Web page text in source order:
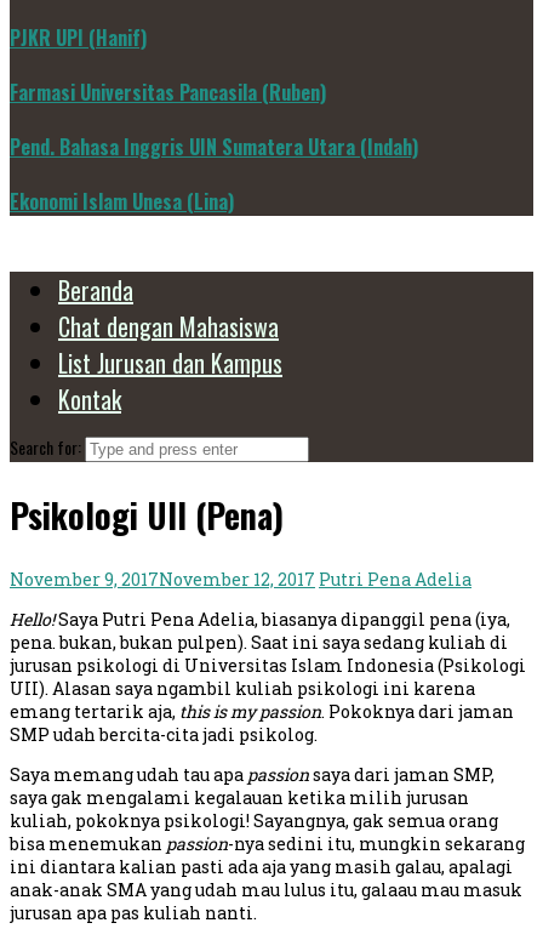
PJKR UPI (Hanif)
Farmasi Universitas Pancasila (Ruben)
Pend. Bahasa Inggris UIN Sumatera Utara (Indah)
Ekonomi Islam Unesa (Lina)
Beranda
Chat dengan Mahasiswa
List Jurusan dan Kampus
Kontak
Search for:
Psikologi UII (Pena)
November 9, 2017November 12, 2017 Putri Pena Adelia
Hello!Saya Putri Pena Adelia, biasanya dipanggil pena (iya,
pena. bukan, bukan pulpen). Saat ini saya sedang kuliah di
jurusan psikologi di Universitas Islam Indonesia (Psikologi
UII). Alasan saya ngambil kuliah psikologi ini karena
emang tertarik aja, this is my passion. Pokoknya dari jaman
SMP udah bercita-cita jadi psikolog.
Saya memang udah tau apa passionsaya dari jaman SMP,
saya gak mengalami kegalauan ketika milih jurusan
kuliah, pokoknya psikologi! Sayangnya, gak semua orang
bisa menemukan passion-nya sedini itu, mungkin sekarang
ini diantara kalian pasti ada aja yang masih galau, apalagi
anak-anak SMA yang udah mau lulus itu, galaau mau masuk
jurusan apa pas kuliah nanti.